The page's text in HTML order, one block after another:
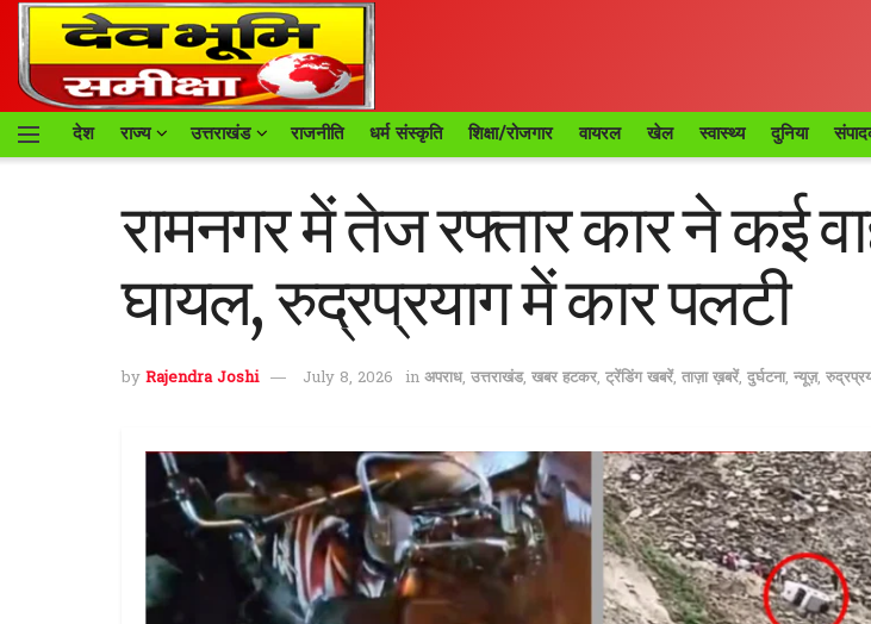
देश राज्य उत्तराखंड राजनीति धर्म संस्कृति शिक्षा/रोजगार वायरल खेल स्वास्थ्य दुनिया
रामनगर में तेज रफ्तार कार ने कई
घायल, रुद्रप्रयाग में कार पलटी
by Rajendra Joshi July 8, 2026 in अपराध, उत्तराखंड, खबर हटकर, ट्रेंडिंग खबरें, ताज़ा ख़बरें, दुर्घटना, न्यूज़,